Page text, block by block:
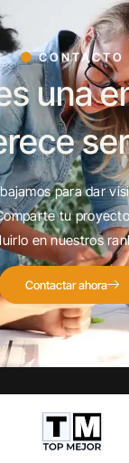
CONTACTO
una
ser
para dar
tu
en nuestros
Contactar ahora